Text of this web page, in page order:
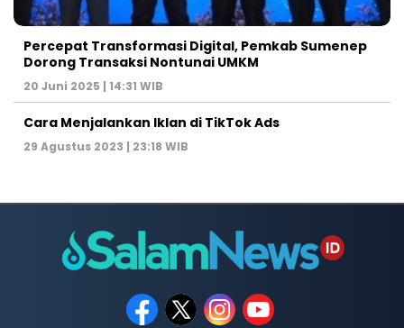
Percepat Transformasi Digital, Pemkab Sumenep
Dorong Transaksi Nontunai UMKM
20 Juni 2025 | 14:31 WIB
Cara Menjalankan Iklan di TikTok Ads
29 Agustus 2023 | 23:18 WIB